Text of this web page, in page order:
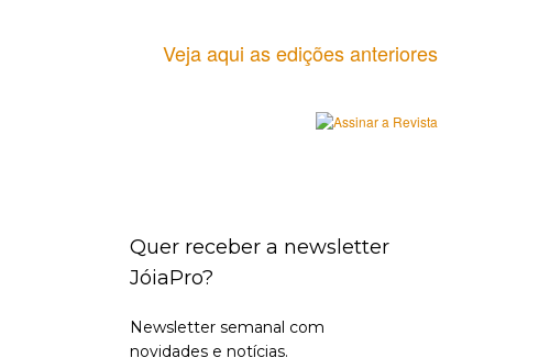
Veja aqui as edições anteriores